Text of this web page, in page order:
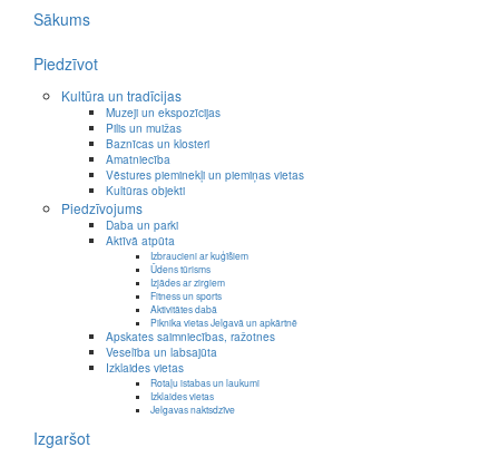
Sākums
Piedzīvot
Kultūra un tradīcijas
Muzeji un ekspozīcijas
Pilis un muižas
Baznīcas un klosteri
Amatniecība
Vēstures pieminekļi un piemiņas vietas
Kultūras objekti
Piedzīvojums
Daba un parki
Aktīvā atpūta
Izbraucieni ar kuģīšiem
Ūdens tūrisms
Izjādes ar zirgiem
Fitness un sports
Aktivitātes dabā
Piknika vietas Jelgavā un apkārtnē
Apskates saimniecības, ražotnes
Veselība un labsajūta
Izklaides vietas
Rotaļu istabas un laukumi
Izklaides vietas
Jelgavas naktsdzīve
Izgaršot